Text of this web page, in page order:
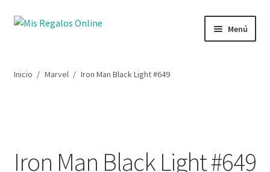
Ir
Ir
Menú
Ofertas
Inicio / Marvel / Iron Man Black Light #649
Iron Man Black Light #649